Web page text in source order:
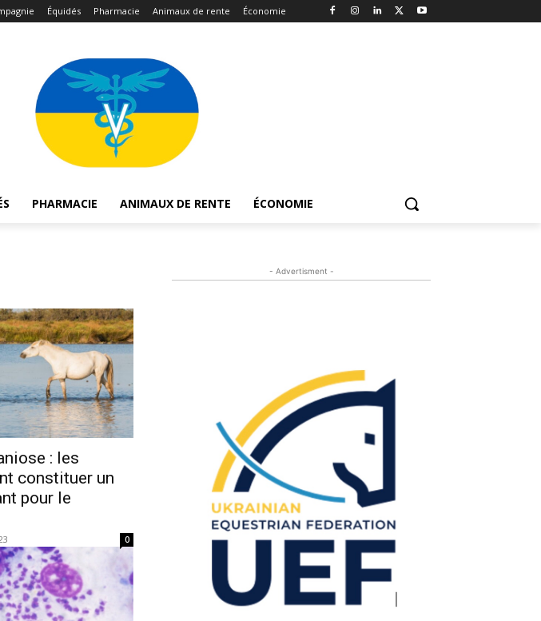
Équidés Pharmacie Animaux de rente Économie
PHARMACIE ANIMAUX DE RENTE ÉCONOMIE
: les
constituer un
pour le
0
- Advertisment -